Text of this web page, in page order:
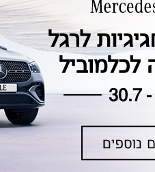
מגזין מרצדס-בנץ
ספרי רכב מרצדס-בנץ
נתוני זיהום אוויר וצריכת דלק וחשמל
נתוני תווית צמיגים
מחירון חלפים
הודעה על הטבות לרכבי מרצדס בהסדר